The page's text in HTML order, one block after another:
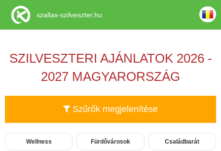
SZILVESZTERI AJÁNLATOK 2026 -
2027 MAGYARORSZÁG
Szűrők megjelenítése
Wellness Fürdővárosok Családbarát
szallas-szilveszter.hu